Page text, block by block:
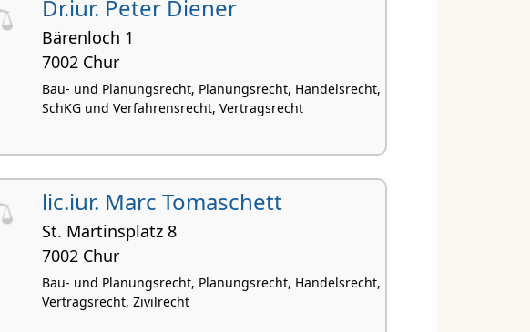
Dr.iur. Peter Diener
Bärenloch 1
7002 Chur
Bau- und Planungsrecht, Planungsrecht, Handelsrecht,
SchKG und Verfahrensrecht, Vertragsrecht
lic.iur. Marc Tomaschett
St. Martinsplatz 8
7002 Chur
Bau- und Planungsrecht, Planungsrecht, Handelsrecht,
Vertragsrecht, Zivilrecht